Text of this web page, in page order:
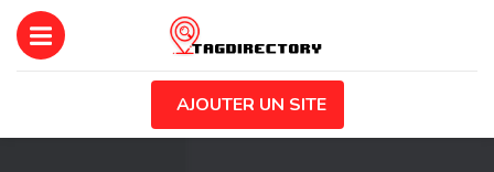
AJOUTER UN SITE